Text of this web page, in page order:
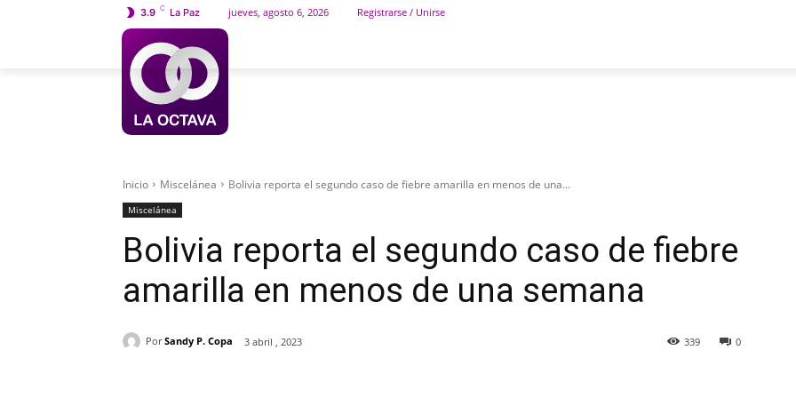
3.9 C La Paz jueves, agosto 6, 2026 Registrarse / Unirse
Inicio Miscelánea Bolivia reporta el segundo caso de fiebre amarilla en menos de una...
Miscelánea
Bolivia reporta el segundo caso de fiebre
amarilla en menos de una semana
Por Sandy P. Copa 3 abril , 2023 0
339